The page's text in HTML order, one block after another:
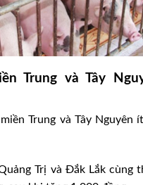
Trung và Tây
Trung và Tây Nguyên
Trị và Đắk Lắk cùng